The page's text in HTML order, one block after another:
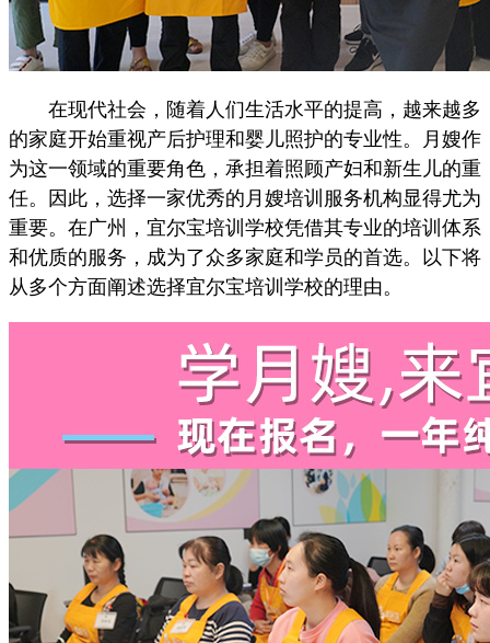
在现代社会，随着人们生活水平的提高，越来越多
的家庭开始重视产后护理和婴儿照护的专业性。月嫂作
为这一领域的重要角色，承担着照顾产妇和新生儿的重
任。因此，选择一家优秀的月嫂培训服务机构显得尤为
重要。在广州，宜尔宝培训学校凭借其专业的培训体系
和优质的服务，成为了众多家庭和学员的首选。以下将
从多个方面阐述选择宜尔宝培训学校的理由。